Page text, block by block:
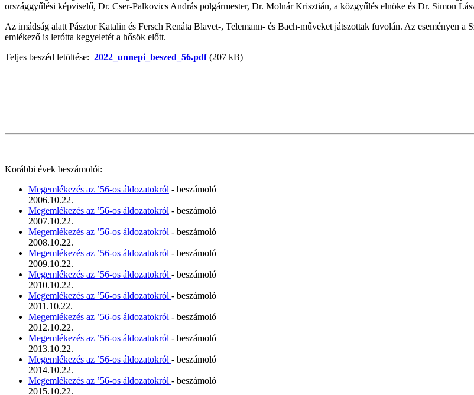
országgyűlési képviselő, Dr. Cser-Palkovics András polgármester, Dr. Molnár Krisztián, a közgyűlés elnöke és Dr. Simon
Az imádság alatt Pásztor Katalin és Fersch Renáta Blavet-, Telemann- és Bach-műveket játszottak fuvolán. Az eseményen
emlékező is lerótta kegyeletét a hősök előtt.
Teljes beszéd letöltése: 2022_unnepi_beszed_56.pdf(207 kB)
Korábbi évek beszámolói:
Megemlékezés az ’56-os áldozatokról - beszámoló
2006.10.22.
Megemlékezés az ’56-os áldozatokról - beszámoló
2007.10.22.
Megemlékezés az ’56-os áldozatokról - beszámoló
2008.10.22.
Megemlékezés az ’56-os áldozatokról - beszámoló
2009.10.22.
Megemlékezés az ’56-os áldozatokról - beszámoló
2010.10.22.
Megemlékezés az ’56-os áldozatokról - beszámoló
2011.10.22.
Megemlékezés az ’56-os áldozatokról - beszámoló
2012.10.22.
Megemlékezés az ’56-os áldozatokról - beszámoló
2013.10.22.
Megemlékezés az ’56-os áldozatokról - beszámoló
2014.10.22.
Megemlékezés az ’56-os áldozatokról - beszámoló
2015.10.22.